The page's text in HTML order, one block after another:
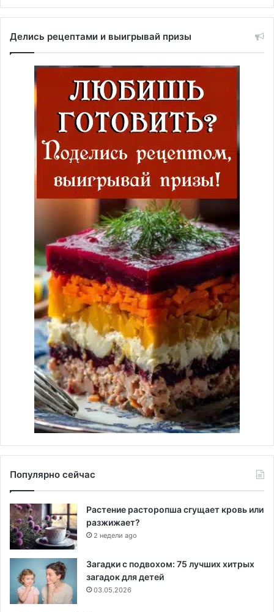
Делись рецептами и выигрывай призы
Популярно сейчас
Растение расторопша сгущает кровь или
разжижает?
2 недели ago
Загадки с подвохом: 75 лучших хитрых
загадок для детей
03.05.2026